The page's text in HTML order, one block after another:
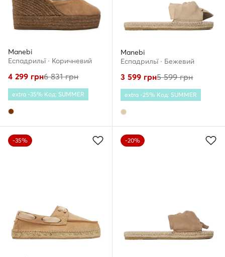
Manebi
Еспадрильї · Коричневий
4 299 грн6 831грн
extra -35% Код: SUMMER
Manebi
Еспадрильї · Бежевий
3 599 грн5 599грн
extra -25% Код: SUMMER
-35% -20%